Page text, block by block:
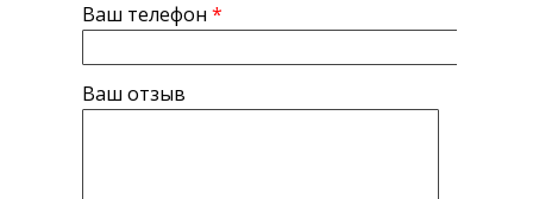
Ваш телефон *
Ваш отзыв